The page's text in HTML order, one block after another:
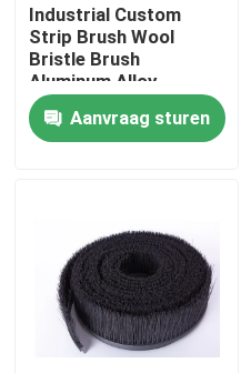
Kwaliteitscontrole
Contacteer ons
industriële cilindrische
industriële rolborstel
Industrial Custom
Strip Brush Wool
Bristle Brush
Aluminum Alloy
Bracket Strip Brush
Cleaning Brush Strip
Aanvraag sturen